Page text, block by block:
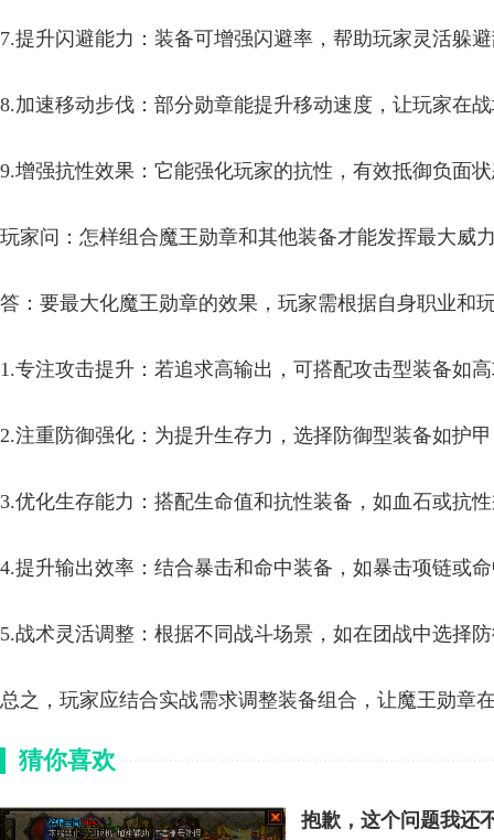
7.提升闪避能力：装备可增强闪避率，帮助玩家灵活躲
8.加速移动步伐：部分勋章能提升移动速度，让玩家在
9.增强抗性效果：它能强化玩家的抗性，有效抵御负面
玩家问：怎样组合魔王勋章和其他装备才能发挥最大威
答：要最大化魔王勋章的效果，玩家需根据自身职业和
1.专注攻击提升：若追求高输出，可搭配攻击型装备如
2.注重防御强化：为提升生存力，选择防御型装备如护
3.优化生存能力：搭配生命值和抗性装备，如血石或抗
4.提升输出效率：结合暴击和命中装备，如暴击项链或
5.战术灵活调整：根据不同战斗场景，如在团战中选择
总之，玩家应结合实战需求调整装备组合，让魔王勋章
猜你喜欢
抱歉，这个问题我还